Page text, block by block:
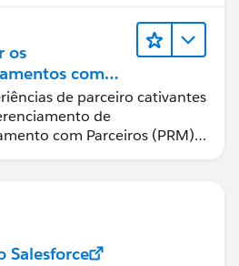
os
com
usando o Sales
de parceiro cativantes
de
com Parceiros (PRM)
Salesforce